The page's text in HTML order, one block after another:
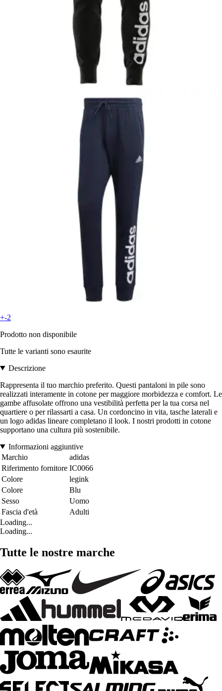
+-2
Prodotto non disponibile
Tutte le varianti sono esaurite
Descrizione
Rappresenta il tuo marchio preferito. Questi pantaloni in pile sono
realizzati interamente in cotone per maggiore morbidezza e comfort. Le
gambe affusolate offrono una vestibilità perfetta per la tua corsa nel
quartiere o per rilassarti a casa. Un cordoncino in vita, tasche laterali e
un logo adidas lineare completano il look. I nostri prodotti in cotone
supportano una cultura più sostenibile.
Informazioni aggiuntive
Marchio
adidas
Riferimento fornitore IC0066
Colore
legink
Colore
Blu
Sesso
Uomo
Fascia d'età
Adulti
Loading...
Loading...
Tutte le nostre marche